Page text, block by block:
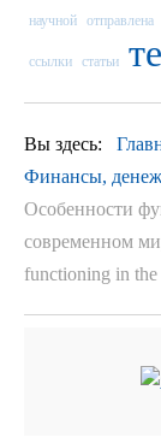
научной отправлена
ссылки статьи
Вы здесь:
Финансы,
Особенности
современном
functioning in